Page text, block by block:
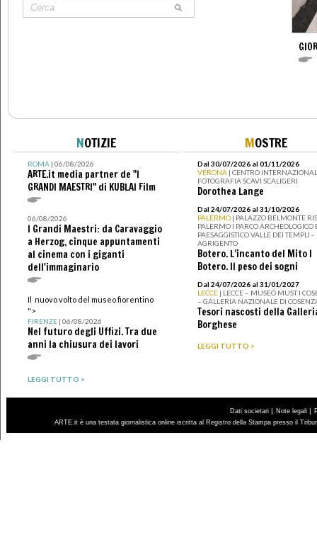
NOTIZIE
ROMA| 06/08/2026
ARTE.it media partner de "I
GRANDI MAESTRI" di KUBLAI Film
06/08/2026
I Grandi Maestri: da Caravaggio
a Herzog, cinque appuntamenti
al cinema con i giganti
dell'immaginario
Il nuovo volto del museo fiorentino
">
FIRENZE| 06/08/2026
Nel futuro degli Uffizi. Tra due
anni la chiusura dei lavori
LEGGI TUTTO >
MOSTRE
Dal 30/07/2026 al 01/11/2026
VERONA | CENTRO
FOTOGRAFIA SCAVI SCALIGERI
Dorothea Lange
Dal 24/07/2026 al 31/10/2026
PALERMO | PALAZZO BELMONTE
PALERMO I PARCO ARCHEOLOGICO
PAESAGGISTICO VALLE DEI TEMPLI -
AGRIGENTO
Botero. L’incanto del Mito I
Botero. Il peso dei sogni
Dal 24/07/2026 al 31/01/2027
LECCE | LECCE – MUSEO MUST I
– GALLERIA NAZIONALE DI
Tesori nascosti della
Borghese
LEGGI TUTTO >
Dati societari | Note legali |
ARTE.it è una testata giornalistica online iscritta al Registro della Stampa presso il